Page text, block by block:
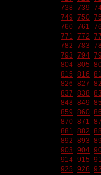
738 739
749 750
760 761
771 772
782 783
793 794
804 805
815 816
826 827
837 838
848 849
859 860
870 871
881 882
892 893
903 904
914 915
925 926